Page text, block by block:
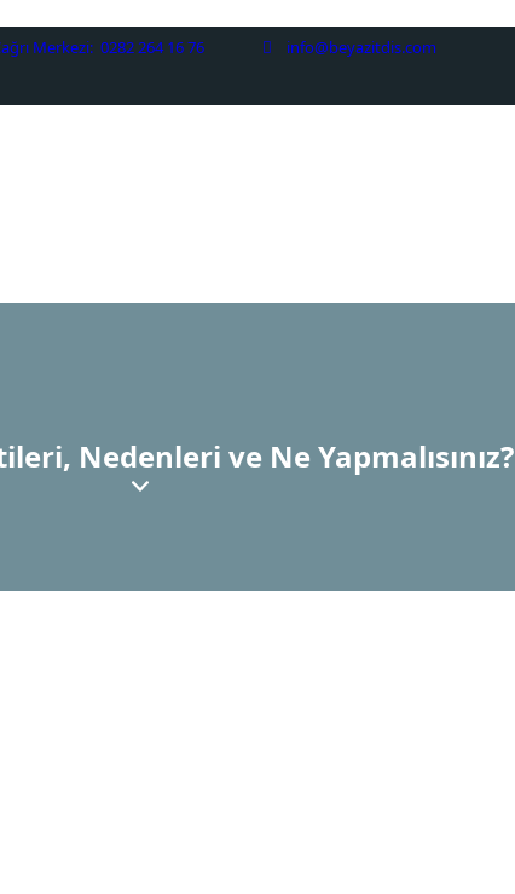
Merkezi: 0282 264 16 76 info@beyazitdis.com
Nedenleri ve Ne Yapmalısınız?